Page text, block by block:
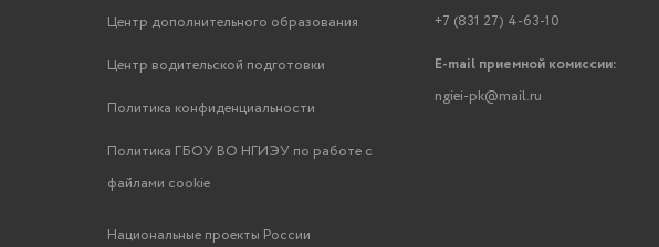
Центр дополнительного образования
Центр водительской подготовки
Политика конфиденциальности
Политика ГБОУ ВО НГИЭУ по работе с
файлами cookie
Национальные проекты России
+7 (831 27) 4-63-10
E-mail приемной комиссии:
ngiei-pk@mail.ru